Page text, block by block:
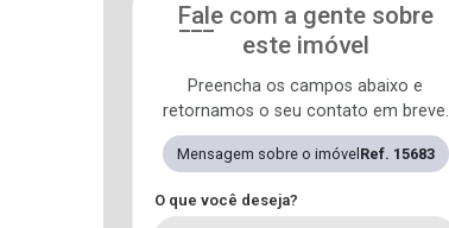
Fale com a gente sobre
este imóvel
Preencha os campos abaixo e
retornamos o seu contato em breve.
Mensagem sobre o imóvel Ref. 15683
O que você deseja?